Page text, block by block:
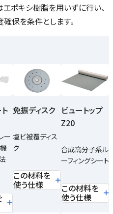
ポキシ樹脂を用いずに行い、
保を条件とします。
ー
免振ディスク
塩ビ被覆ディス
ク
この材料を
使う仕様
ビュートップ
Z20
合成高分子系ル
ーフィングシート
この材料を
使う仕様